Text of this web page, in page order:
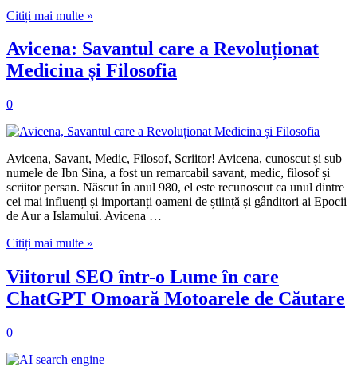
Citiți mai multe »
Avicena: Savantul care a Revoluționat
Medicina și Filosofia
0
Avicena, Savant, Medic, Filosof, Scriitor! Avicena, cunoscut și sub
numele de Ibn Sina, a fost un remarcabil savant, medic, filosof și
scriitor persan. Născut în anul 980, el este recunoscut ca unul dintre
cei mai influenți și importanți oameni de știință și gânditori ai Epocii
de Aur a Islamului. Avicena …
Citiți mai multe »
Viitorul SEO într-o Lume în care
ChatGPT Omoară Motoarele de Căutare
0